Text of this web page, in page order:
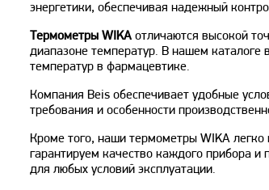
энергетики, обеспечивая надежный
Термометры WIKA отличаются высокой
диапазоне температур. В нашем каталоге
температур в фармацевтике.
Компания Beis обеспечивает удобные
требования и особенности
Кроме того, наши термометры WIKA легко
гарантируем качество каждого прибора
для любых условий эксплуатации.